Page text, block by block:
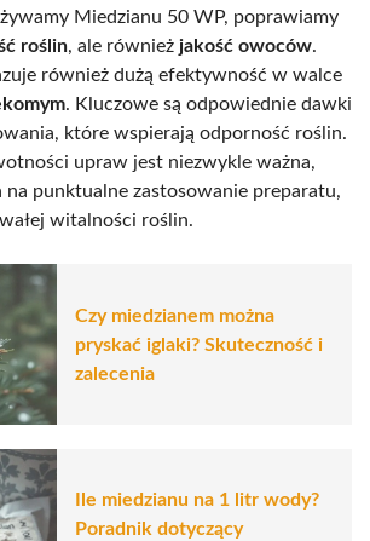
Miedzianu 50 WP, poprawiamy
roślin, ale również jakość owoców.
również dużą efektywność w walce
. Kluczowe są odpowiednie dawki
które wspierają odporność roślin.
upraw jest niezwykle ważna,
na punktualne zastosowanie preparatu,
witalności roślin.
Czy miedzianem można
pryskać iglaki? Skuteczność i
zalecenia
Ile miedzianu na 1 litr wody?
Poradnik dotyczący